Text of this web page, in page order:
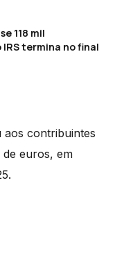
118 mil
termina no final
aos contribuintes
de euros, em